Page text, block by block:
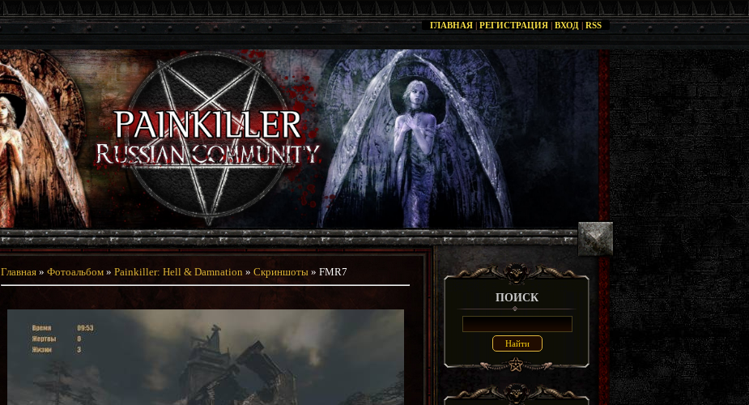
ГЛАВНАЯ | РЕГИСТРАЦИЯ | ВХОД | RSS
Главная » Фотоальбом » Painkiller: Hell & Damnation » Скриншоты » FMR7
ПОИСК